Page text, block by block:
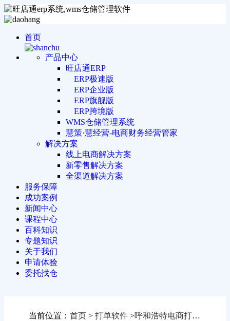
首页
产品中心
旺店通ERP
ERP极速版
ERP企业版
ERP旗舰版
ERP跨境版
WMS仓储管理系统
慧策·慧经营-电商财务经营管家
解决方案
线上电商解决方案
新零售解决方案
全渠道解决方案
服务保障
成功案例
新闻中心
课程中心
百科知识
专题知识
关于我们
申请体验
委托找仓
当前位置： 首页 > 打单软件 >呼和浩特电商打单软件支持条码快速扫描录入